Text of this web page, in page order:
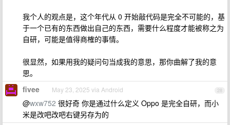
我个人的观点是，这个年代从 0 开始敲代码是完全不可能的，基
于一个已有的东西做出自己的东西，需要什么程度才能被称之为
自研，可能是值得商榷的事情。
很显然，如果用我的疑问句当成我的意思，那你曲解了我的意
思。
28
fivee May 23, 2025 via Android
@wxw752 很好奇 你是通过什么定义 Oppo 是完全自研，而小
米是改吧改吧右键另存为的